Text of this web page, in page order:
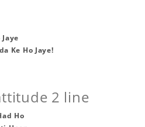
Ke Ho Jaye!
2 line
Ho